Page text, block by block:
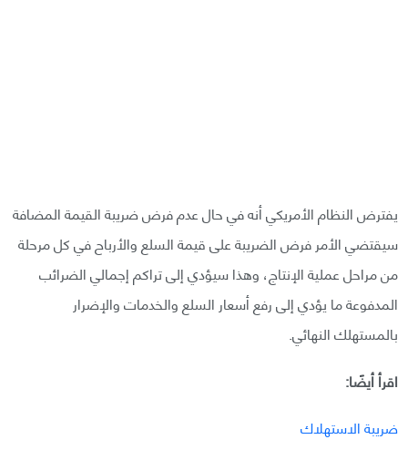
يفترض النظام الأمريكي أنه في حال عدم فرض ضريبة القيمة المضافة
سيقتضي الأمر فرض الضريبة على قيمة السلع والأرباح في كل مرحلة
من مراحل عملية الإنتاج، وهذا سيؤدي إلى تراكم إجمالي الضرائب
المدفوعة ما يؤدي إلى رفع أسعار السلع والخدمات والإضرار
بالمستهلك النهائي.
اقرأ أيضًا:
ضريبة الاستهلاك